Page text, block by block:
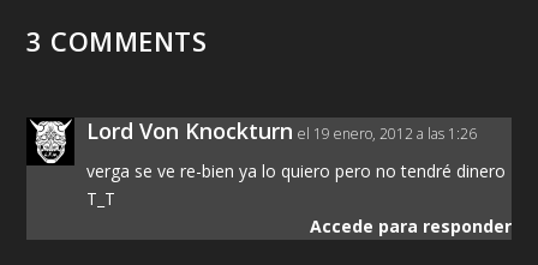
3 COMMENTS
Lord Von Knockturn el 19 enero, 2012 a las 1:26
verga se ve re-bien ya lo quiero pero no tendré dinero
T_T
Accede para responder